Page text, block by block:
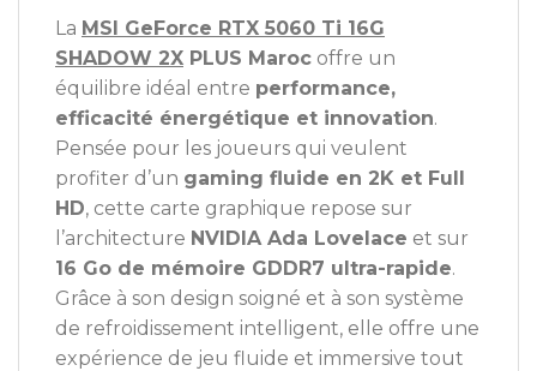
La MSI GeForce RTX 5060 Ti 16G
SHADOW 2X PLUS Maroc offre un
équilibre idéal entre performance,
efficacité énergétique et innovation.
Pensée pour les joueurs qui veulent
profiter d’un gaming fluide en 2K et Full
HD, cette carte graphique repose sur
l’architecture NVIDIA Ada Lovelace et sur
16 Go de mémoire GDDR7 ultra-rapide.
Grâce à son design soigné et à son système
de refroidissement intelligent, elle offre une
expérience de jeu fluide et immersive tout